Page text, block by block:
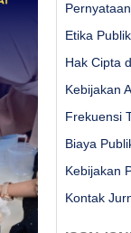
Etika
Hak Cipta
Kebijakan
Frekuensi
Biaya
Kebijakan
Kontak